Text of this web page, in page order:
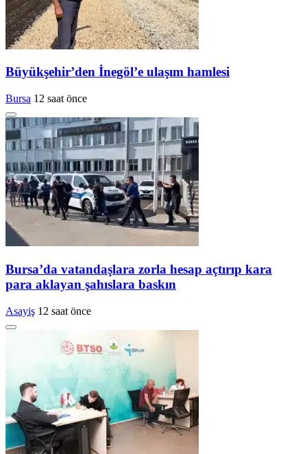
Büyükşehir’den İnegöl’e ulaşım hamlesi
Bursa 12 saat önce
Bursa’da vatandaşlara zorla hesap açtırıp kara
para aklayan şahıslara baskın
Asayiş 12 saat önce